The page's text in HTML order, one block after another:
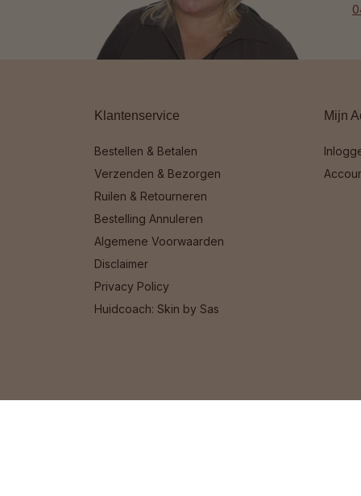
Klantenservice
Bestellen & Betalen
Verzenden & Bezorgen
Ruilen & Retourneren
Bestelling Annuleren
Algemene Voorwaarden
Disclaimer
Privacy Policy
Huidcoach: Skin by Sas
Mijn